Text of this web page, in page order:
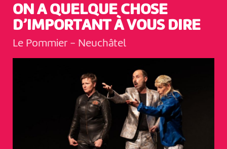
ON A QUELQUE CHOSE
D’IMPORTANT À VOUS DIRE
Le Pommier - Neuchâtel